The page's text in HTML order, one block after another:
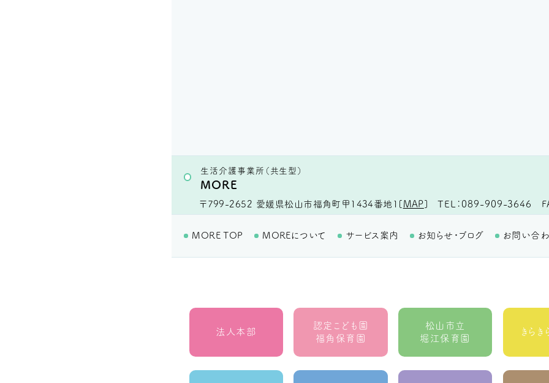
生活介護事業所（共生型）
MORE
〒799-2652 愛媛県松山市福角町甲1434番地1 [ MAP ] TEL 089-909-3646
MORE TOP MOREについて サービス案内 お知らせ・ブログ お問い合
法人本部
認定こども園
福角保育園
松山市立
堀江保育園
きらき